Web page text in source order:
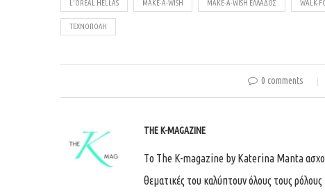
L’ORÉAL HELLAS MAKE-A-WISH MAKE-A-WISH ΕΛΛΆΔΟΣ WALK-
ΤΕΧΝΌΠΟΛΗ
0 comments
THE K-MAGAZINE
Tο The K-magazine by Katerina Manta
θεματικές του καλύπτουν όλους τους